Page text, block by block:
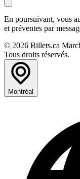
En poursuivant, vous
et préventes par
© 2026 Billets.ca
Tous droits réservés.
Montréal